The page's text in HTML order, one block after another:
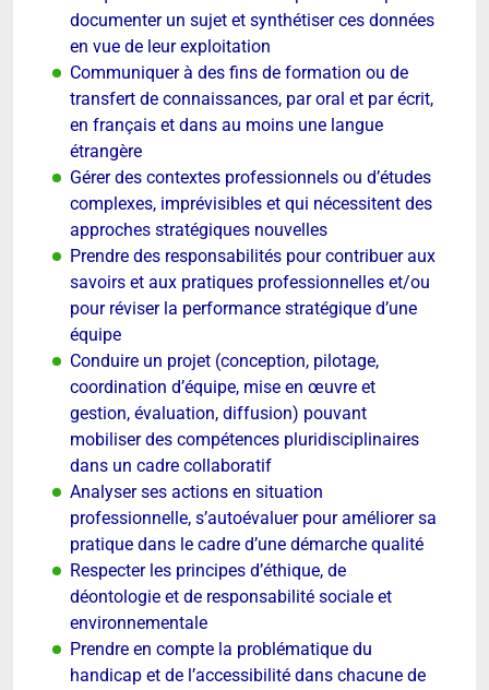
documenter un sujet et synthétiser ces données
en vue de leur exploitation
Communiquer à des fins de formation ou de
transfert de connaissances, par oral et par écrit,
en français et dans au moins une langue
étrangère
Gérer des contextes professionnels ou d’études
complexes, imprévisibles et qui nécessitent des
approches stratégiques nouvelles
Prendre des responsabilités pour contribuer aux
savoirs et aux pratiques professionnelles et/ou
pour réviser la performance stratégique d’une
équipe
Conduire un projet (conception, pilotage,
coordination d’équipe, mise en œuvre et
gestion, évaluation, diffusion) pouvant
mobiliser des compétences pluridisciplinaires
dans un cadre collaboratif
Analyser ses actions en situation
professionnelle, s’autoévaluer pour améliorer sa
pratique dans le cadre d’une démarche qualité
Respecter les principes d’éthique, de
déontologie et de responsabilité sociale et
environnementale
Prendre en compte la problématique du
handicap et de l’accessibilité dans chacune de